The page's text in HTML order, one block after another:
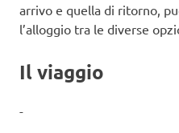
arrivo e quella di ritorno,
l’alloggio tra le diverse
Il viaggio
-